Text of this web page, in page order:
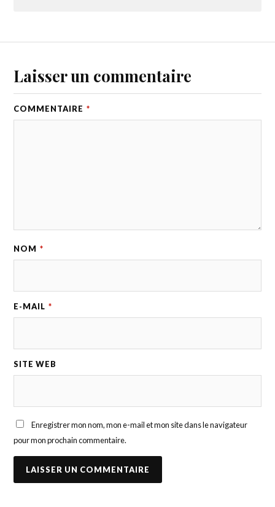
Laisser un commentaire
COMMENTAIRE *
NOM *
E-MAIL *
SITE WEB
Enregistrer mon nom, mon e-mail et mon site dans le navigateur
pour mon prochain commentaire.